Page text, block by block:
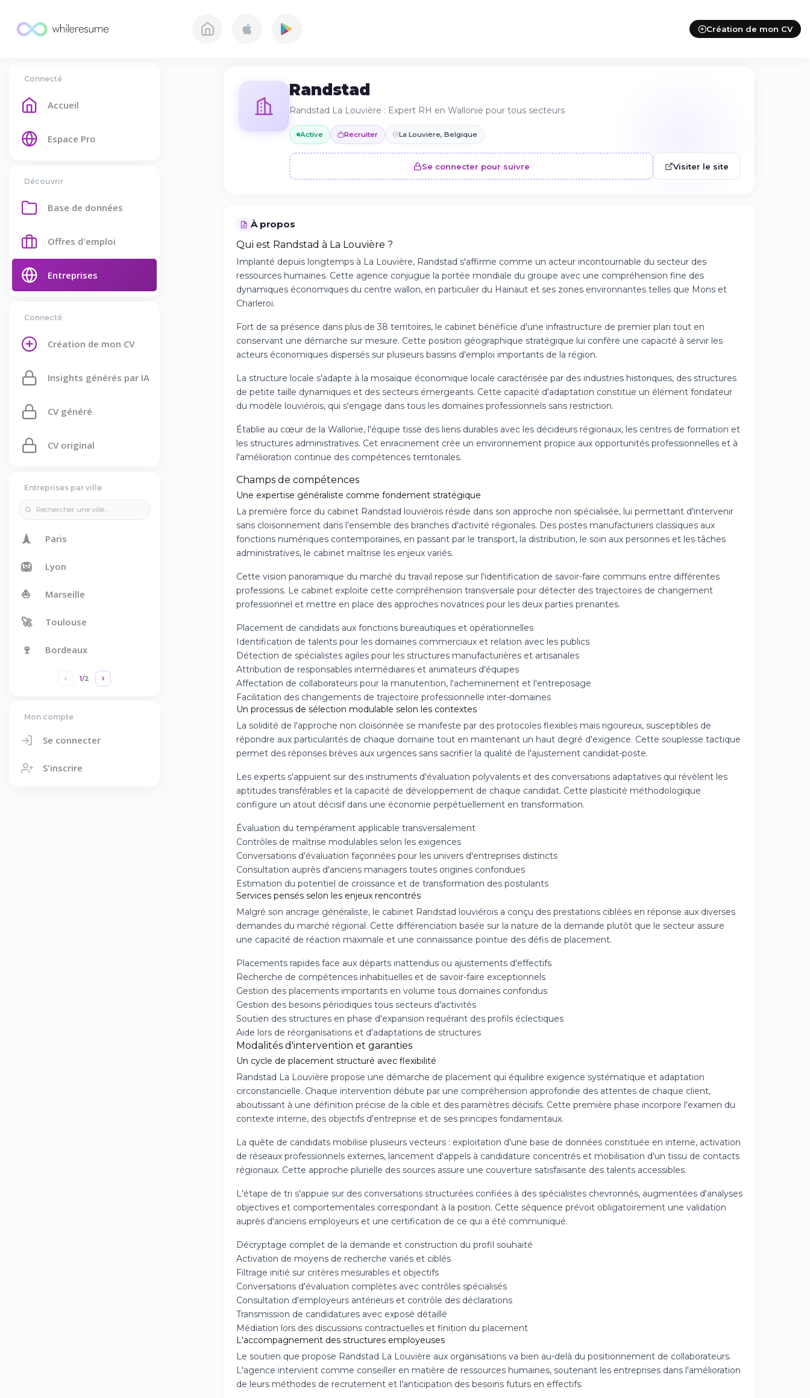
Création de mon CV
Connecté
Accueil
Espace Pro
Découvrir
Base de données
Offres d'emploi
Entreprises
Connecté
Création de mon CV
Insights générés par IA
CV généré
CV original
Entreprises par ville
🗼 Paris
🦁 Lyon
⛵ Marseille
🚀 Toulouse
🍷 Bordeaux
1/2
Mon compte
Se connecter
S'inscrire
Randstad
Randstad La Louvière : Expert RH en Wallonie pour tous secteurs
Active Recruiter La Louvière, Belgique
Se connecter pour suivre Visiter le site
À propos
Qui est Randstad à La Louvière ?
Implanté depuis longtemps à La Louvière, Randstad s'affirme comme un acteur incontournable du secteur des
ressources humaines. Cette agence conjugue la portée mondiale du groupe avec une compréhension fine des
dynamiques économiques du centre wallon, en particulier du Hainaut et ses zones environnantes telles que Mons et
Charleroi.
Fort de sa présence dans plus de 38 territoires, le cabinet bénéficie d'une infrastructure de premier plan tout en
conservant une démarche sur mesure. Cette position géographique stratégique lui confère une capacité à servir les
acteurs économiques dispersés sur plusieurs bassins d'emploi importants de la région.
La structure locale s'adapte à la mosaïque économique locale caractérisée par des industries historiques, des structures
de petite taille dynamiques et des secteurs émergeants. Cette capacité d'adaptation constitue un élément fondateur
du modèle louviérois, qui s'engage dans tous les domaines professionnels sans restriction.
Établie au cœur de la Wallonie, l'équipe tisse des liens durables avec les décideurs régionaux, les centres de formation et
les structures administratives. Cet enracinement crée un environnement propice aux opportunités professionnelles et à
l'amélioration continue des compétences territoriales.
Champs de compétences
Une expertise généraliste comme fondement stratégique
La première force du cabinet Randstad louviérois réside dans son approche non spécialisée, lui permettant d'intervenir
sans cloisonnement dans l'ensemble des branches d'activité régionales. Des postes manufacturiers classiques aux
fonctions numériques contemporaines, en passant par le transport, la distribution, le soin aux personnes et les tâches
administratives, le cabinet maîtrise les enjeux variés.
Cette vision panoramique du marché du travail repose sur l'identification de savoir-faire communs entre différentes
professions. Le cabinet exploite cette compréhension transversale pour détecter des trajectoires de changement
professionnel et mettre en place des approches novatrices pour les deux parties prenantes.
Placement de candidats aux fonctions bureautiques et opérationnelles
Identification de talents pour les domaines commerciaux et relation avec les publics
Détection de spécialistes agiles pour les structures manufacturières et artisanales
Attribution de responsables intermédiaires et animateurs d'équipes
Affectation de collaborateurs pour la manutention, l'acheminement et l'entreposage
Facilitation des changements de trajectoire professionnelle inter-domaines
Un processus de sélection modulable selon les contextes
La solidité de l'approche non cloisonnée se manifeste par des protocoles flexibles mais rigoureux, susceptibles de
répondre aux particularités de chaque domaine tout en maintenant un haut degré d'exigence. Cette souplesse tactique
permet des réponses brèves aux urgences sans sacrifier la qualité de l'ajustement candidat-poste.
Les experts s'appuient sur des instruments d'évaluation polyvalents et des conversations adaptatives qui révèlent les
aptitudes transférables et la capacité de développement de chaque candidat. Cette plasticité méthodologique
configure un atout décisif dans une économie perpétuellement en transformation.
Évaluation du tempérament applicable transversalement
Contrôles de maîtrise modulables selon les exigences
Conversations d'évaluation façonnées pour les univers d'entreprises distincts
Consultation auprès d'anciens managers toutes origines confondues
Estimation du potentiel de croissance et de transformation des postulants
Services pensés selon les enjeux rencontrés
Malgré son ancrage généraliste, le cabinet Randstad louviérois a conçu des prestations ciblées en réponse aux diverses
demandes du marché régional. Cette différenciation basée sur la nature de la demande plutôt que le secteur assure
une capacité de réaction maximale et une connaissance pointue des défis de placement.
Placements rapides face aux départs inattendus ou ajustements d'effectifs
Recherche de compétences inhabituelles et de savoir-faire exceptionnels
Gestion des placements importants en volume tous domaines confondus
Gestion des besoins périodiques tous secteurs d'activités
Soutien des structures en phase d'expansion requérant des profils éclectiques
Aide lors de réorganisations et d'adaptations de structures
Modalités d'intervention et garanties
Un cycle de placement structuré avec flexibilité
Randstad La Louvière propose une démarche de placement qui équilibre exigence systématique et adaptation
circonstancielle. Chaque intervention débute par une compréhension approfondie des attentes de chaque client,
aboutissant à une définition précise de la cible et des paramètres décisifs. Cette première phase incorpore l'examen du
contexte interne, des objectifs d'entreprise et de ses principes fondamentaux.
La quête de candidats mobilise plusieurs vecteurs : exploitation d'une base de données constituée en interne, activation
de réseaux professionnels externes, lancement d'appels à candidature concentrés et mobilisation d'un tissu de contacts
régionaux. Cette approche plurielle des sources assure une couverture satisfaisante des talents accessibles.
L'étape de tri s'appuie sur des conversations structurées confiées à des spécialistes chevronnés, augmentées d'analyses
objectives et comportementales correspondant à la position. Cette séquence prévoit obligatoirement une validation
auprès d'anciens employeurs et une certification de ce qui a été communiqué.
Décryptage complet de la demande et construction du profil souhaité
Activation de moyens de recherche variés et ciblés
Filtrage initié sur critères mesurables et objectifs
Conversations d'évaluation complètes avec contrôles spécialisés
Consultation d'employeurs antérieurs et contrôle des déclarations
Transmission de candidatures avec exposé détaillé
Médiation lors des discussions contractuelles et finition du placement
L'accompagnement des structures employeuses
Le soutien que propose Randstad La Louvière aux organisations va bien au-delà du positionnement de collaborateurs.
L'agence intervient comme conseiller en matière de ressources humaines, soutenant les entreprises dans l'amélioration
de leurs méthodes de recrutement et l'anticipation des besoins futurs en effectifs.